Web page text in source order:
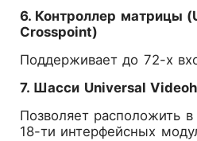
6. Контроллер матрицы
Crosspoint)
Поддерживает до 72-х
7. Шасси Universal
Позволяет расположить
18-ти интерфейсных